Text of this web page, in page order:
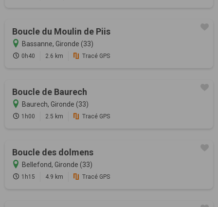
Boucle du Moulin de Piis
Bassanne, Gironde (33)
0h40 2.6 km Tracé GPS
Boucle de Baurech
Baurech, Gironde (33)
1h00 2.5 km Tracé GPS
Boucle des dolmens
Bellefond, Gironde (33)
1h15 4.9 km Tracé GPS